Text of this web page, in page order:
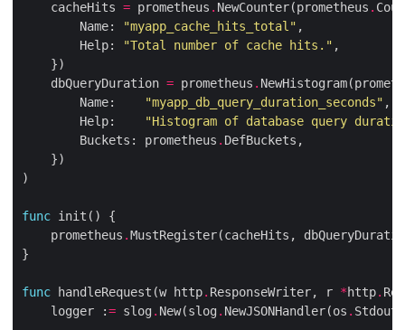
    cacheHits
= prometheus . NewCounter(prometheus .
        Name:
"myapp_cache_hits_total"
        Help:
"Total number of cache hits."
    dbQueryDuration
= prometheus .
        Name:
"myapp_db_query_duration_seconds"
        Help:
"Histogram of database query
        Buckets: prometheus
.
func
    prometheus
.
func handleRequest(w http. ResponseWriter, r *http.
    logger :
= slog . New(slog . NewJSONHandler(os .